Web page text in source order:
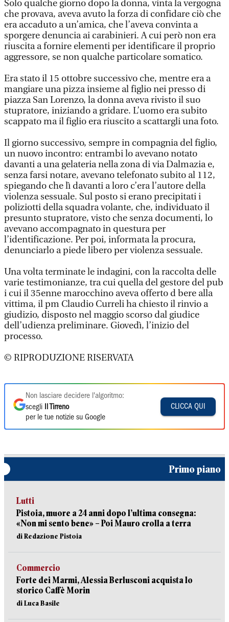
Solo qualche giorno dopo la donna, vinta la vergogna
che provava, aveva avuto la forza di confidare ciò che
era accaduto a un’amica, che l’aveva convinta a
sporgere denuncia ai carabinieri. A cui però non era
riuscita a fornire elementi per identificare il proprio
aggressore, se non qualche particolare somatico.
Era stato il 15 ottobre successivo che, mentre era a
mangiare una pizza insieme al figlio nei presso di
piazza San Lorenzo, la donna aveva rivisto il suo
stupratore, iniziando a gridare. L’uomo era subito
scappato ma il figlio era riuscito a scattargli una foto.
Il giorno successivo, sempre in compagnia del figlio,
un nuovo incontro: entrambi lo avevano notato
davanti a una gelateria nella zona di via Dalmazia e,
senza farsi notare, avevano telefonato subito al 112,
spiegando che lì davanti a loro c’era l’autore della
violenza sessuale. Sul posto si erano precipitati i
poliziotti della squadra volante, che, individuato il
presunto stupratore, visto che senza documenti, lo
avevano accompagnato in questura per
l’identificazione. Per poi, informata la procura,
denunciarlo a piede libero per violenza sessuale.
Una volta terminate le indagini, con la raccolta delle
varie testimonianze, tra cui quella del gestore del pub
i cui il 35enne marocchino aveva offerto d bere alla
vittima, il pm Claudio Curreli ha chiesto il rinvio a
giudizio, disposto nel maggio scorso dal giudice
dell’udienza preliminare. Giovedì, l’inizio del
processo.
© RIPRODUZIONE RISERVATA
Non lasciare decidere l'algoritmo:
scegli
Il Tirreno
per le tue notizie su Google
CLICCA QUI
Primo piano
Lutti
Pistoia, muore a 24 anni dopo l’ultima consegna:
«Non mi sento bene» – Poi Mauro crolla a terra
di Redazione Pistoia
Commercio
Forte dei Marmi, Alessia Berlusconi acquista lo
storico Caffè Morin
di Luca Basile